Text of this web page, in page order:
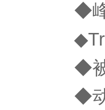
◆
◆
◆